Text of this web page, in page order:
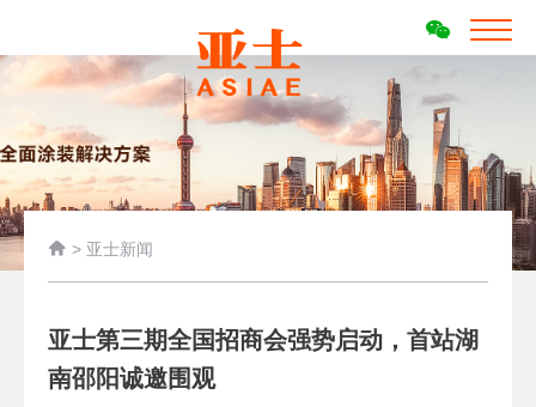
 > 亚士新闻
亚士第三期全国招商会强势启动，首站湖
南邵阳诚邀围观